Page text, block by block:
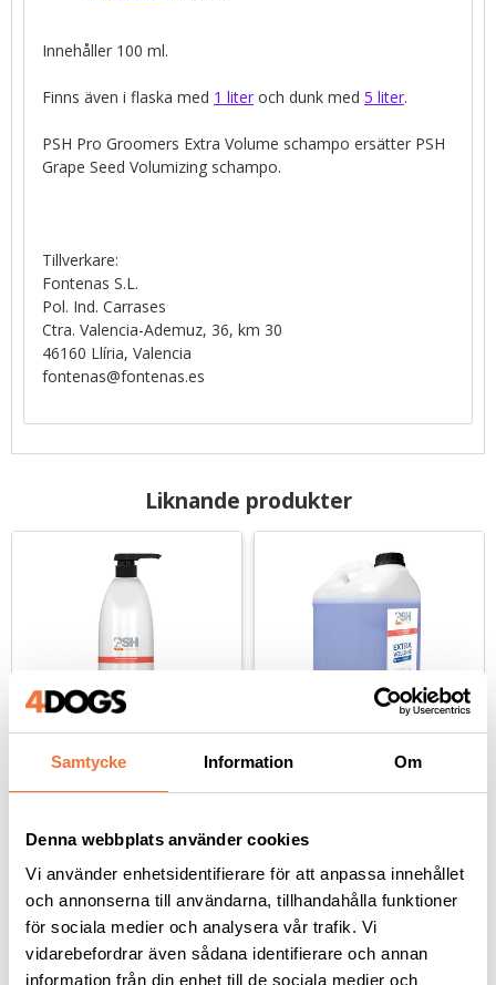
Samtycke Information Om
Denna webbplats använder cookies
Vi använder enhetsidentifierare för att anpassa innehållet
och annonserna till användarna, tillhandahålla funktioner
för sociala medier och analysera vår trafik. Vi
vidarebefordrar även sådana identifierare och annan
information från din enhet till de sociala medier och
Innehåller 100 ml.
Finns även i flaska med 1 liter och dunk med 5 liter.
PSH Pro Groomers Extra Volume schampo ersätter PSH
Grape Seed Volumizing schampo.
Tillverkare:
Fontenas S.L.
Pol. Ind. Carrases
Ctra. Valencia-Ademuz, 36, km 30
46160 Llíria, Valencia
fontenas@fontenas.es
Liknande produkter
PSH Pro Groomers
Skapar volym och fyllighet
329kr
PSH Pro Groomers
Skapar volym och fyllighet
749kr